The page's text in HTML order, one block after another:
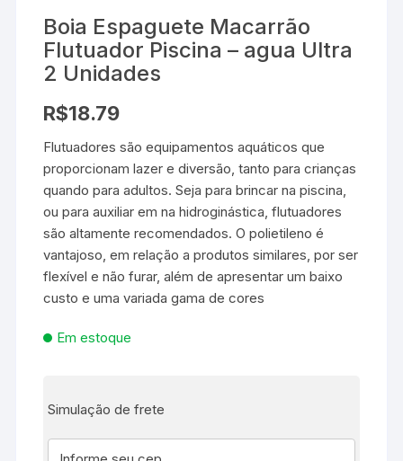
Boia Espaguete Macarrão
Flutuador Piscina – agua Ultra
2 Unidades
R$18.79
Flutuadores são equipamentos aquáticos que
proporcionam lazer e diversão, tanto para crianças
quando para adultos. Seja para brincar na piscina,
ou para auxiliar em na hidroginástica, flutuadores
são altamente recomendados. O polietileno é
vantajoso, em relação a produtos similares, por ser
flexível e não furar, além de apresentar um baixo
custo e uma variada gama de cores
Em estoque
Simulação de frete